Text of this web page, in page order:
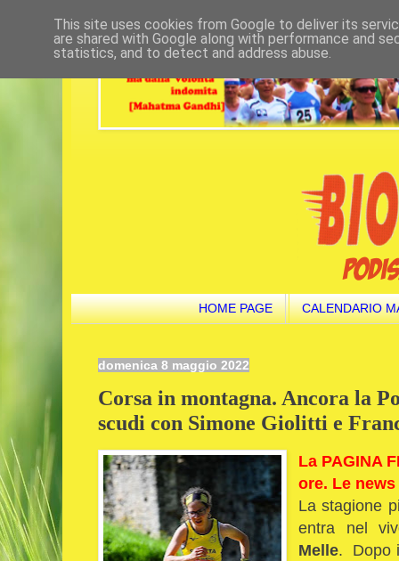
HOME PAGE CALENDARIO
domenica 8 maggio 2022
Corsa in montagna. Ancora la
scudi con Simone Giolitti e
La PAGINA
ore. Le
La stagione
entra nel
Melle. Dopo
This site uses cookies from Google to deliver its
are shared with Google along with performance and
statistics, and to detect and address abuse.